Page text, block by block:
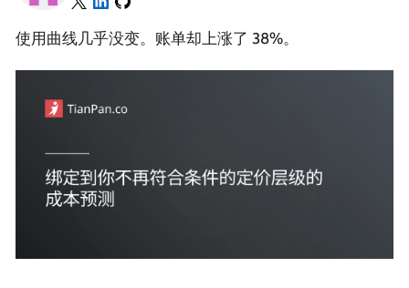
使用曲线几乎没变。账单却上涨了 38%。